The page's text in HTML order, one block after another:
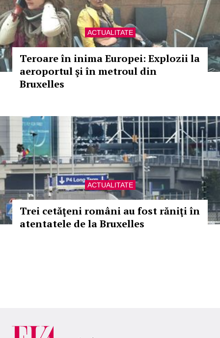
ACTUALITATE
Teroare în inima Europei: Explozii la
aeroportul şi în metroul din
Bruxelles
ACTUALITATE
Trei cetăţeni români au fost răniţi în
atentatele de la Bruxelles